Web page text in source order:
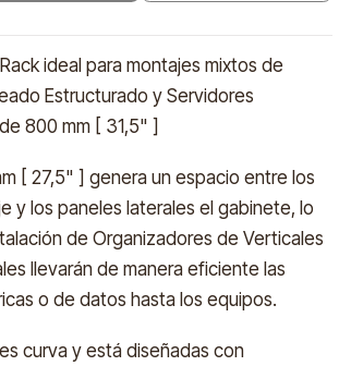
ideal para montajes mixtos de
Estructurado y Servidores
800 mm [ 31,5" ]
[ 27,5" ] genera un espacio entre los
y los paneles laterales el gabinete, lo
de Organizadores de Verticales
llevarán de manera eficiente las
o de datos hasta los equipos.
curva y está diseñadas con